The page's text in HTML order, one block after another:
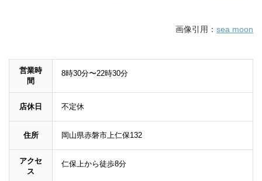
画像引用： sea moon
営業時
間
8時30分〜22時30分
店休日 不定休
住所 岡山県赤磐市上仁保132
アクセ
ス
仁保上から徒歩8分